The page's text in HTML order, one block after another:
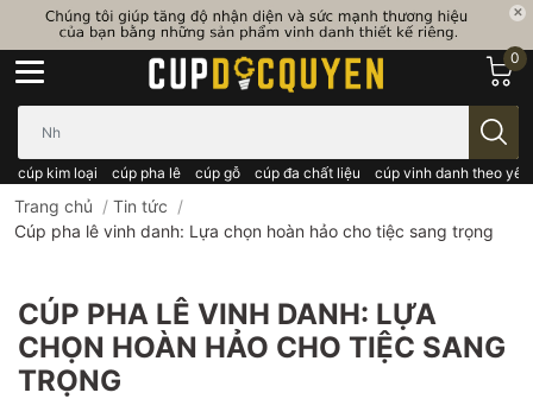
cúp kim loại cúp pha lê cúp gỗ cúp đa chất liệu cúp vinh danh theo
0
Trang chủ / Tin tức /
Cúp pha lê vinh danh: Lựa chọn hoàn hảo cho tiệc sang trọng
CÚP PHA LÊ VINH DANH: LỰA
CHỌN HOÀN HẢO CHO TIỆC SANG
TRỌNG